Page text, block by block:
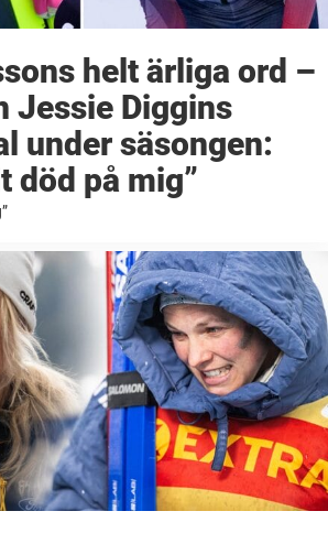
helt ärliga ord –
Jessie Diggins
under säsongen:
död på mig”